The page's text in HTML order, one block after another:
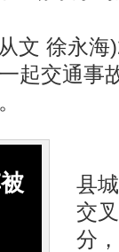
徐永海
起交通事
县
交
分